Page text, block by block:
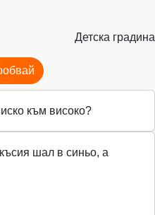
Детска градина
към високо?
шал в синьо, а